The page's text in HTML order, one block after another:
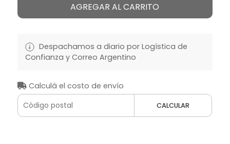
AGREGAR AL CARRITO
Despachamos a diario por Logística de
Confianza y Correo Argentino
Calculá el costo de envío
CALCULAR